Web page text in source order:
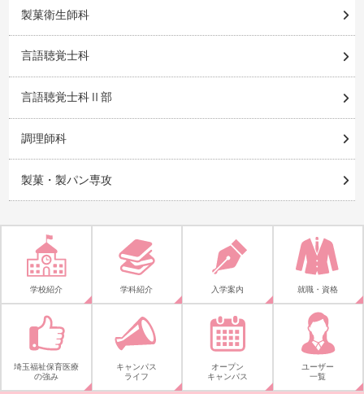
製菓衛生師科
言語聴覚士科
言語聴覚士科Ⅱ部
調理師科
製菓・製パン専攻
学校紹介 学科紹介 入学案内 就職・資格
埼玉福祉保育医療
の強み
キャンパス
ライフ
オープン
キャンパス
ユーザー
一覧